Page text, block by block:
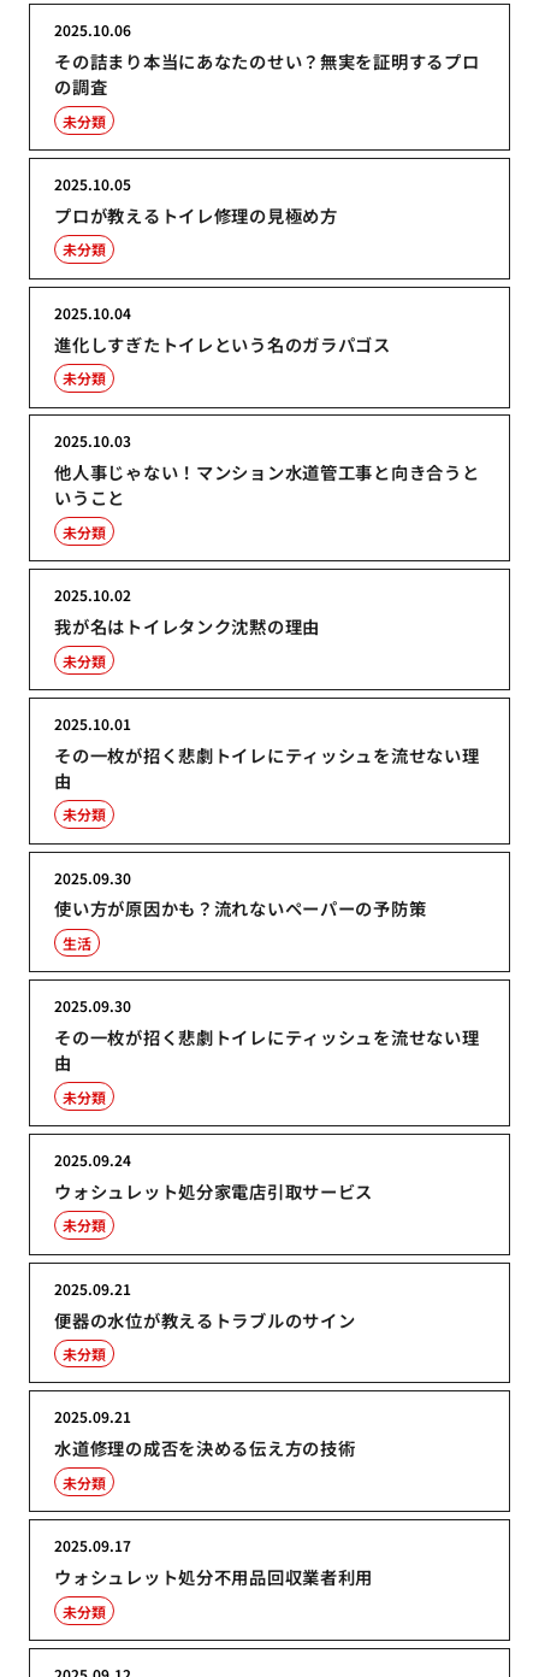
その詰まり本当にあなたのせい？無実を証明するプロ
の調査
2025.10.06
未分類
プロが教えるトイレ修理の見極め方
2025.10.05
未分類
進化しすぎたトイレという名のガラパゴス
2025.10.04
未分類
他人事じゃない！マンション水道管工事と向き合うと
いうこと
2025.10.03
未分類
我が名はトイレタンク沈黙の理由
2025.10.02
未分類
その一枚が招く悲劇トイレにティッシュを流せない理
由
2025.10.01
未分類
使い方が原因かも？流れないペーパーの予防策
2025.09.30
生活
その一枚が招く悲劇トイレにティッシュを流せない理
由
2025.09.30
未分類
ウォシュレット処分家電店引取サービス
2025.09.24
未分類
便器の水位が教えるトラブルのサイン
2025.09.21
未分類
水道修理の成否を決める伝え方の技術
2025.09.21
未分類
ウォシュレット処分不用品回収業者利用
2025.09.17
未分類